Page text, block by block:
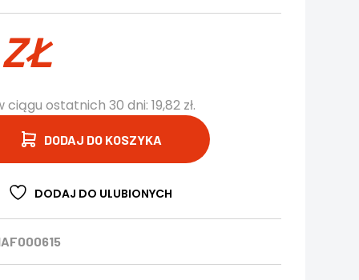
ZŁ
ciągu ostatnich 30 dni: 19,82 zł.
DODAJ DO KOSZYKA
DODAJ DO ULUBIONYCH